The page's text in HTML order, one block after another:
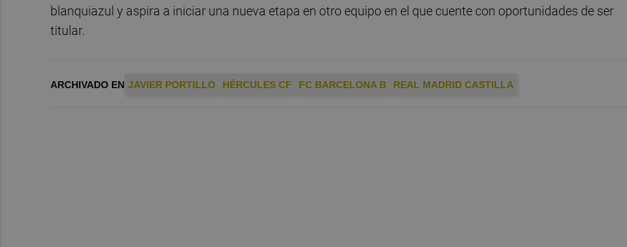
blanquiazul y aspira a iniciar una nueva etapa en otro equipo en el que cuente con oportunidades de ser
titular.
ARCHIVADO EN JAVIER PORTILLO HÉRCULES CF FC BARCELONA B REAL MADRID CASTILLA